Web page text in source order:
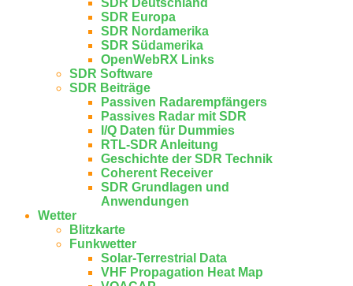
SDR Deutschland
SDR Europa
SDR Nordamerika
SDR Südamerika
OpenWebRX Links
SDR Software
SDR Beiträge
Passiven Radarempfängers
Passives Radar mit SDR
I/Q Daten für Dummies
RTL-SDR Anleitung
Geschichte der SDR Technik
Coherent Receiver
SDR Grundlagen und
Anwendungen
Wetter
Blitzkarte
Funkwetter
Solar-Terrestrial Data
VHF Propagation Heat Map